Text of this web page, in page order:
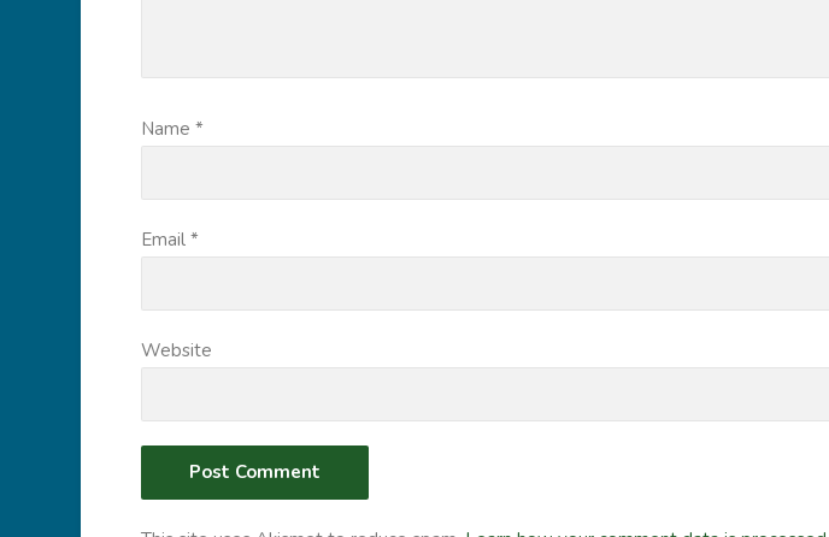
Name *
Email *
Website